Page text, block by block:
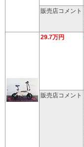
販売店コメント
29.7万円
販売店コメント